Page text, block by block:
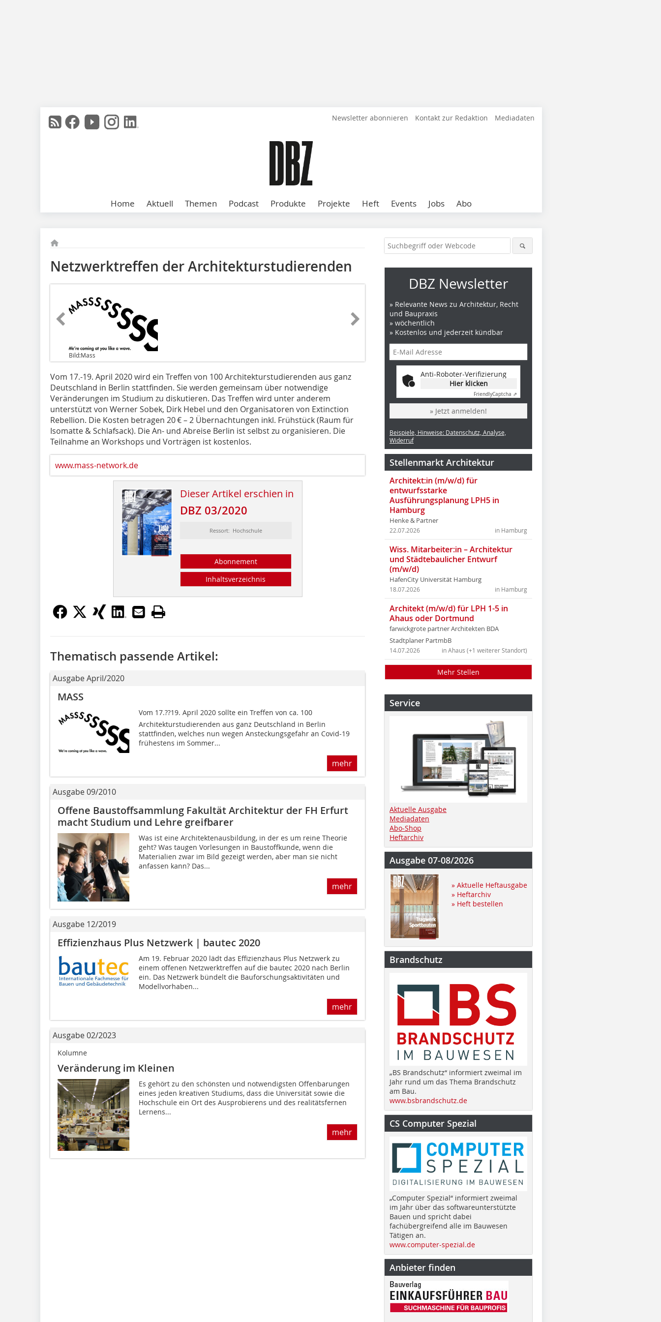
Newsletter abonnieren Kontakt zur Redaktion Mediadaten
Home Aktuell Themen Podcast Produkte Projekte Heft Events Jobs Abo
Netzwerktreffen der Architekturstudierenden
Bild:Mass
Vom 17.-19. April 2020 wird ein Treffen von 100 Architekturstudierenden aus ganz
Deutschland in Berlin stattfinden. Sie werden gemeinsam über notwendige
Veränderungen im Studium zu diskutieren. Das Treffen wird unter anderem
unterstützt von Werner Sobek, Dirk Hebel und den Organisatoren von Extinction
Rebellion. Die Kosten betragen 20 € – 2 Übernachtungen inkl. Frühstück (Raum für
Isomatte & Schlafsack). Die An- und Abreise Berlin ist selbst zu organisieren. Die
Teilnahme an Workshops und Vorträgen ist kostenlos.
www.mass-network.de
Dieser Artikel erschien in
DBZ 03/2020
Ressort: Hochschule
Abonnement
Inhaltsverzeichnis
Thematisch passende Artikel:
Ausgabe April/2020
MASS
Vom 17.??19. April 2020 sollte ein Treffen von ca. 100
Architekturstudierenden aus ganz Deutschland in Berlin
stattfinden, welches nun wegen Ansteckungsgefahr an Covid-19
frühestens im Sommer...
mehr
Ausgabe 09/2010
Offene Baustoffsammlung Fakultät Architektur der FH Erfurt
macht Studium und Lehre greifbarer
Was ist eine Architektenausbildung, in der es um reine Theorie
geht? Was taugen Vorlesungen in Baustoffkunde, wenn die
Materialien zwar im Bild gezeigt werden, aber man sie nicht
anfassen kann? Das...
mehr
Ausgabe 12/2019
Effizienz­haus Plus Netzwerk | bautec 2020
Am 19. Februar 2020 lädt das Effizienzhaus Plus Netzwerk zu
einem offenen Netzwerktreffen auf die bautec 2020 nach Berlin
ein. Das Netzwerk bündelt die Bauforschungsaktivitäten und
Modellvorhaben...
mehr
Ausgabe 02/2023
Kolumne
Veränderung im Kleinen
Es gehört zu den schönsten und notwendigsten Offenbarungen
eines jeden kreativen Studiums, dass die Universität sowie die
Hochschule ein Ort des Ausprobierens und des realitätsfernen
Lernens...
mehr
DBZ Newsletter
» Relevante News zu Architektur, Recht
und Baupraxis
» wöchentlich
» Kostenlos und jederzeit kündbar
Anti-Roboter-Verifizierung
Hier klicken
FriendlyCaptcha ⇗
» Jetzt anmelden!
Beispiele, Hinweise: Datenschutz, Analyse,
Widerruf
Stellenmarkt Architektur
Architekt:in (m/w/d) für
entwurfsstarke
Ausführungsplanung LPH5 in
Hamburg
Henke & Partner
in Hamburg
22.07.2026
Wiss. Mitarbeiter:in – Architektur
und Städtebaulicher Entwurf
(m/w/d)
HafenCity Universität Hamburg
in Hamburg
18.07.2026
Architekt (m/w/d) für LPH 1-5 in
Ahaus oder Dortmund
farwickgrote partner Architekten BDA
Stadtplaner PartmbB
in Ahaus (+1 weiterer Standort)
14.07.2026
Mehr Stellen
Service
Aktuelle Ausgabe
Mediadaten
Abo-Shop
Heftarchiv
Ausgabe 07-08/2026
» Aktuelle Heftausgabe
» Heftarchiv
» Heft bestellen
Brandschutz
„BS Brandschutz“ informiert zweimal im
Jahr rund um das Thema Brandschutz
am Bau.
www.bsbrandschutz.de
CS Computer Spezial
„Computer Spezial“ informiert zweimal
im Jahr über das softwareunterstützte
Bauen und spricht dabei
fachübergreifend alle im Bauwesen
Tätigen an.
www.computer-spezial.de
Anbieter finden